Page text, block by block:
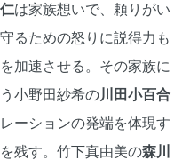
は家族想いで、頼りがい
るための怒りに説得力も
加速させる。その家族に
小野田紗希の川田小百合
ーションの発端を体現す
残す。竹下真由美の森川